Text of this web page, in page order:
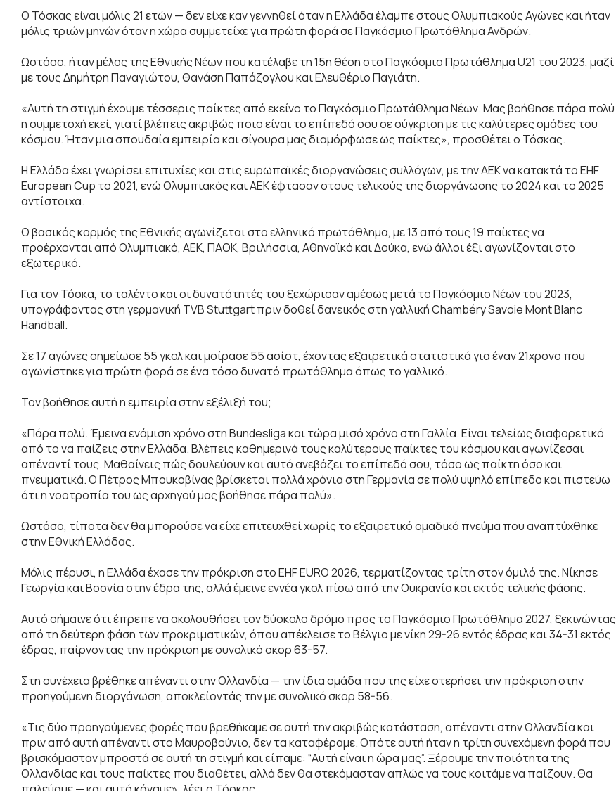
Ο Τόσκας είναι μόλις 21 ετών — δεν είχε καν γεννηθεί όταν η Ελλάδα έλαμπε στους Ολυμπιακούς Αγώνες και ήταν
μόλις τριών μηνών όταν η χώρα συμμετείχε για πρώτη φορά σε Παγκόσμιο Πρωτάθλημα Ανδρών.
Ωστόσο, ήταν μέλος της Εθνικής Νέων που κατέλαβε τη 15η θέση στο Παγκόσμιο Πρωτάθλημα U21 του 2023, μαζί
με τους Δημήτρη Παναγιώτου, Θανάση Παπάζογλου και Ελευθέριο Παγιάτη.
«Αυτή τη στιγμή έχουμε τέσσερις παίκτες από εκείνο το Παγκόσμιο Πρωτάθλημα Νέων. Μας βοήθησε πάρα πολύ
η συμμετοχή εκεί, γιατί βλέπεις ακριβώς ποιο είναι το επίπεδό σου σε σύγκριση με τις καλύτερες ομάδες του
κόσμου. Ήταν μια σπουδαία εμπειρία και σίγουρα μας διαμόρφωσε ως παίκτες», προσθέτει ο Τόσκας.
Η Ελλάδα έχει γνωρίσει επιτυχίες και στις ευρωπαϊκές διοργανώσεις συλλόγων, με την ΑΕΚ να κατακτά το EHF
European Cup το 2021, ενώ Ολυμπιακός και ΑΕΚ έφτασαν στους τελικούς της διοργάνωσης το 2024 και το 2025
αντίστοιχα.
Ο βασικός κορμός της Εθνικής αγωνίζεται στο ελληνικό πρωτάθλημα, με 13 από τους 19 παίκτες να
προέρχονται από Ολυμπιακό, ΑΕΚ, ΠΑΟΚ, Βριλήσσια, Αθηναϊκό και Δούκα, ενώ άλλοι έξι αγωνίζονται στο
εξωτερικό.
Για τον Τόσκα, το ταλέντο και οι δυνατότητές του ξεχώρισαν αμέσως μετά το Παγκόσμιο Νέων του 2023,
υπογράφοντας στη γερμανική TVB Stuttgart πριν δοθεί δανεικός στη γαλλική Chambéry Savoie Mont Blanc
Handball.
Σε 17 αγώνες σημείωσε 55 γκολ και μοίρασε 55 ασίστ, έχοντας εξαιρετικά στατιστικά για έναν 21χρονο που
αγωνίστηκε για πρώτη φορά σε ένα τόσο δυνατό πρωτάθλημα όπως το γαλλικό.
Τον βοήθησε αυτή η εμπειρία στην εξέλιξή του;
«Πάρα πολύ. Έμεινα ενάμιση χρόνο στη Bundesliga και τώρα μισό χρόνο στη Γαλλία. Είναι τελείως διαφορετικό
από το να παίζεις στην Ελλάδα. Βλέπεις καθημερινά τους καλύτερους παίκτες του κόσμου και αγωνίζεσαι
απέναντί τους. Μαθαίνεις πώς δουλεύουν και αυτό ανεβάζει το επίπεδό σου, τόσο ως παίκτη όσο και
πνευματικά. Ο Πέτρος Μπουκοβίνας βρίσκεται πολλά χρόνια στη Γερμανία σε πολύ υψηλό επίπεδο και πιστεύω
ότι η νοοτροπία του ως αρχηγού μας βοήθησε πάρα πολύ».
Ωστόσο, τίποτα δεν θα μπορούσε να είχε επιτευχθεί χωρίς το εξαιρετικό ομαδικό πνεύμα που αναπτύχθηκε
στην Εθνική Ελλάδας.
Μόλις πέρυσι, η Ελλάδα έχασε την πρόκριση στο EHF EURO 2026, τερματίζοντας τρίτη στον όμιλό της. Νίκησε
Γεωργία και Βοσνία στην έδρα της, αλλά έμεινε εννέα γκολ πίσω από την Ουκρανία και εκτός τελικής φάσης.
Αυτό σήμαινε ότι έπρεπε να ακολουθήσει τον δύσκολο δρόμο προς το Παγκόσμιο Πρωτάθλημα 2027, ξεκινώντας
από τη δεύτερη φάση των προκριματικών, όπου απέκλεισε το Βέλγιο με νίκη 29-26 εντός έδρας και 34-31 εκτός
έδρας, παίρνοντας την πρόκριση με συνολικό σκορ 63-57.
Στη συνέχεια βρέθηκε απέναντι στην Ολλανδία — την ίδια ομάδα που της είχε στερήσει την πρόκριση στην
προηγούμενη διοργάνωση, αποκλείοντάς την με συνολικό σκορ 58-56.
«Τις δύο προηγούμενες φορές που βρεθήκαμε σε αυτή την ακριβώς κατάσταση, απέναντι στην Ολλανδία και
πριν από αυτή απέναντι στο Μαυροβούνιο, δεν τα καταφέραμε. Οπότε αυτή ήταν η τρίτη συνεχόμενη φορά που
βρισκόμασταν μπροστά σε αυτή τη στιγμή και είπαμε: “Αυτή είναι η ώρα μας”. Ξέρουμε την ποιότητα της
Ολλανδίας και τους παίκτες που διαθέτει, αλλά δεν θα στεκόμασταν απλώς να τους κοιτάμε να παίζουν. Θα